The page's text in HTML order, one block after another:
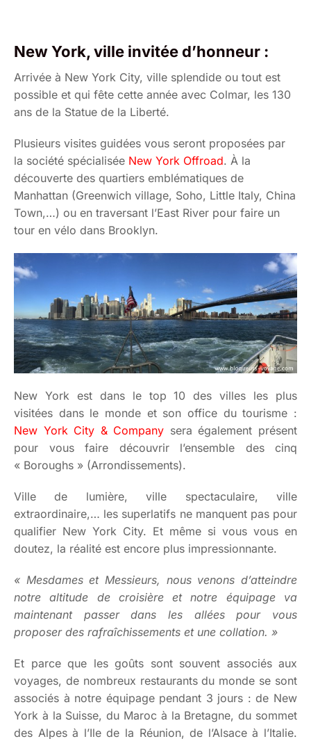
New York, ville invitée d’honneur :
Arrivée à New York City, ville splendide ou tout est
possible et qui fête cette année avec Colmar, les 130
ans de la Statue de la Liberté.
Plusieurs visites guidées vous seront proposées par
la société spécialisée New York Offroad. À la
découverte des quartiers emblématiques de
Manhattan (Greenwich village, Soho, Little Italy, China
Town,…) ou en traversant l’East River pour faire un
tour en vélo dans Brooklyn.
New York est dans le top 10 des villes les plus
visitées dans le monde et son office du tourisme :
New York City & Company sera également présent
pour vous faire découvrir l’ensemble des cinq
« Boroughs » (Arrondissements).
Ville de lumière, ville spectaculaire, ville
extraordinaire,… les superlatifs ne manquent pas pour
qualifier New York City. Et même si vous vous en
doutez, la réalité est encore plus impressionnante.
« Mesdames et Messieurs, nous venons d’atteindre
notre altitude de croisière et notre équipage va
maintenant passer dans les allées pour vous
proposer des rafraîchissements et une collation. »
Et parce que les goûts sont souvent associés aux
voyages, de nombreux restaurants du monde se sont
associés à notre équipage pendant 3 jours : de New
York à la Suisse, du Maroc à la Bretagne, du sommet
des Alpes à l’Ile de la Réunion, de l’Alsace à l’Italie.